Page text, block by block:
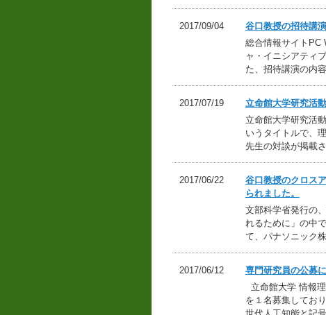
2017/09/04
谷口教授の招待講
総合情報サイトPC
ャ・イニシアティ
た、招待講演の内
2017/07/19
立命館大学研究活
立命館大学研究活
いうタイトルで、
先生の対談が掲載
2017/06/22
谷口教授のクロス
られました。
文部科学省発行の
れるために」の中
て、パナソニック
2017/06/12
専門研究員の公募
立命館大学 情報
を１名募集してお